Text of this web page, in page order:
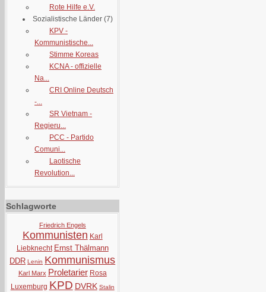
Rote Hilfe e.V.
Sozialistische Länder (7)
KPV -
Kommunistische...
Stimme Koreas
KCNA - offizielle
Na...
CRI Online Deutsch
-...
SR Vietnam -
Regieru...
PCC - Partido
Comuni...
Laotische
Revolution...
Schlagworte
Friedrich Engels
Kommunisten Karl
Liebknecht Ernst Thälmann
DDR Lenin Kommunismus
Karl Marx Proletarier Rosa
Luxemburg KPD DVRK Stalin